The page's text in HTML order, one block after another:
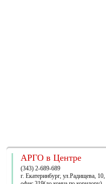
АРГО в Центре
(343) 2-689-689
г. Екатеринбург, ул.Радищева,